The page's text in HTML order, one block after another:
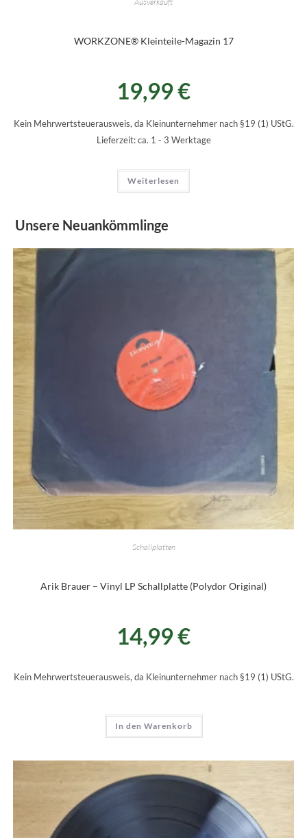
WORKZONE® Kleinteile-Magazin 17
19,99€
Kein Mehrwertsteuerausweis, da Kleinunternehmer nach §19 (1) UStG.
Lieferzeit: ca. 1 - 3 Werktage
Weiterlesen
Unsere Neuankömmlinge
Schallplatten
Arik Brauer – Vinyl LP Schallplatte (Polydor Original)
14,99€
Kein Mehrwertsteuerausweis, da Kleinunternehmer nach §19 (1) UStG.
In den Warenkorb